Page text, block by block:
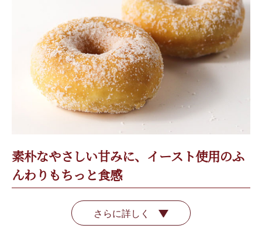
素朴なやさしい甘みに、イースト使用のふ
んわりもちっと食感
さらに詳しく